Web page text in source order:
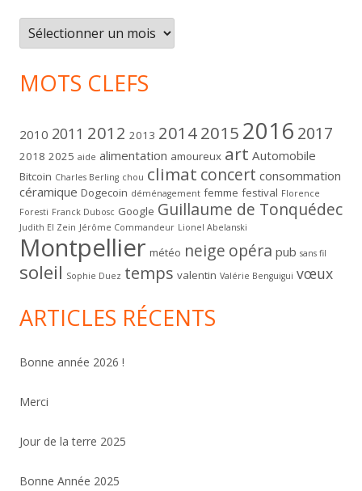
Archives
MOTS CLEFS
2010 2011 2012 2013 20142015 2016 2017
2018 2025 aide alimentation amoureux art Automobile
Bitcoin Charles Berling chou climat concert consommation
céramique Dogecoin déménagement femme festival Florence
Foresti Franck Dubosc Google Guillaume de Tonquédec
Judith El Zein Jérôme Commandeur Lionel Abelanski
Montpellier météo neige opéra pub sans fil
soleil Sophie Duez temps valentin Valérie Benguigui vœux
ARTICLES RÉCENTS
Bonne année 2026 !
Merci
Jour de la terre 2025
Bonne Année 2025